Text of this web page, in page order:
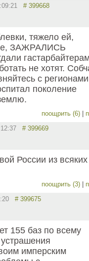
# 399668
тяжело ей,
ЗАЖРАЛИСЬ
не хотят.
с
поколение
поощрить (6)
# 399669
России из всяких
поощрить (3)
# 399675
155 баз по всему
имперским